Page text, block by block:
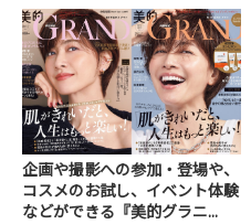
企画や撮影への参加・登場や、
コスメのお試し、イベント体験
などができる『美的グラニ...